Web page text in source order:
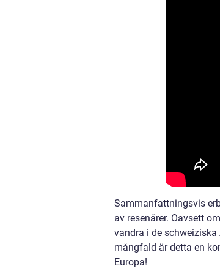
Sammanfattningsvis
av resenärer. Oavsett
vandra i de
mångfald är detta en
Europa!